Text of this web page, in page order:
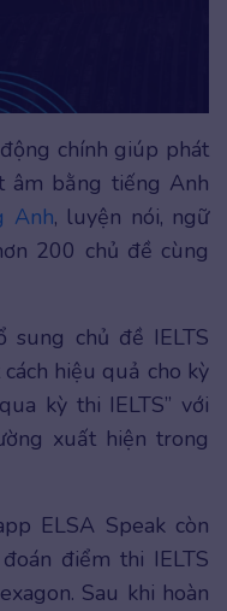
chính giúp phát
âm bằng tiếng Anh
Anh, luyện nói, ngữ
200 chủ đề cùng
sung chủ đề IELTS
hiệu quả cho kỳ
kỳ thi IELTS” với
xuất hiện trong
ELSA Speak còn
điểm thi IELTS
Sau khi hoàn